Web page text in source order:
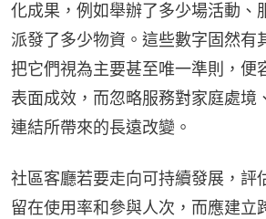
化成果，例如舉辦了多少場活動、
派發了多少物資。這些數字固然有
把它們視為主要甚至唯一準則，便
表面成效，而忽略服務對家庭處境
連結所帶來的長遠改變。
社區客廳若要走向可持續發展，評
留在使用率和參與人次，而應建立